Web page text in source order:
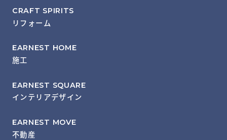
CRAFT SPIRITS
リフォーム
EARNEST HOME
施工
EARNEST SQUARE
インテリアデザイン
EARNEST MOVE
不動産